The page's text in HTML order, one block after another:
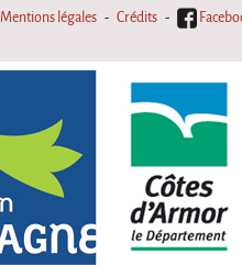
Mentions légales Crédits